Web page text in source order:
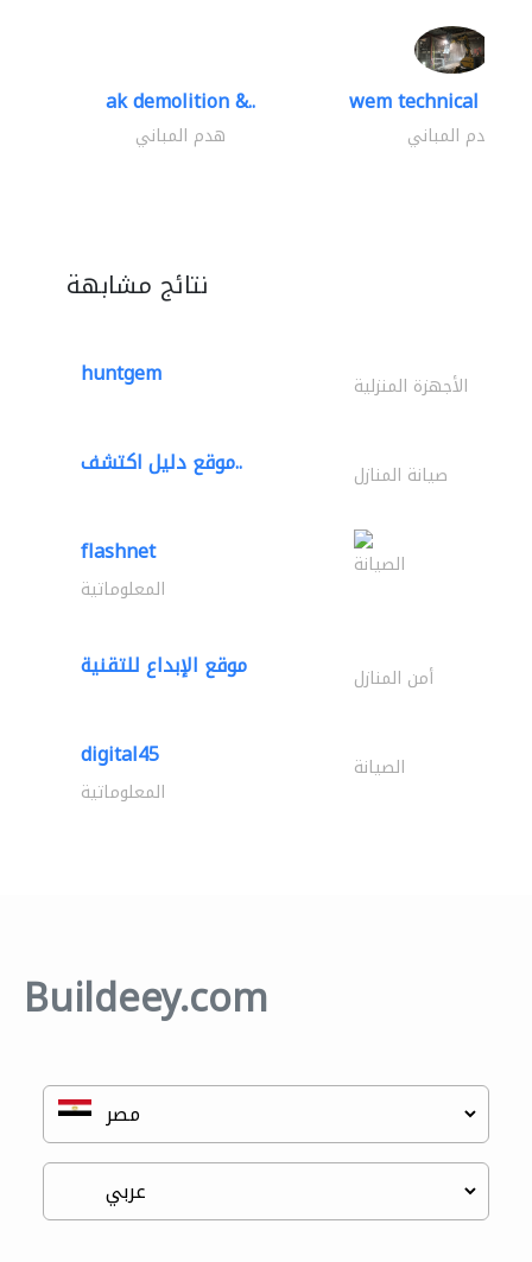
ak demolition &..
هدم المباني
wem technical
هدم المباني
نتائج مشابهة
huntgem الأجهزة المنزلية
موقع دليل اكتشف.. صيانة المنازل
flashnet الصيانة
المعلوماتية
موقع الإبداع للتقنية أمن المنازل
digital45 الصيانة
المعلوماتية
Buildeey.com